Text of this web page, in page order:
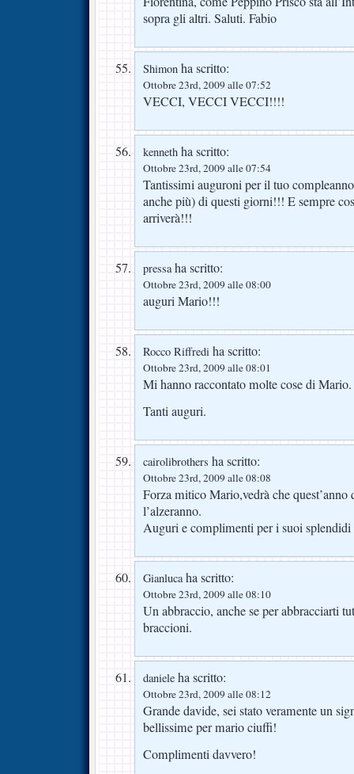
sopra gli altri. Saluti. Fabio
Shimon ha scritto:
Ottobre 23rd, 2009 alle 07:52
VECCI, VECCI VECCI!!!!
kenneth ha scritto:
Ottobre 23rd, 2009 alle 07:54
Tantissimi auguroni per il tuo
anche più) di questi giorni!!! E sempre
arriverà!!!
pressaha scritto:
Ottobre 23rd, 2009 alle 08:00
auguri Mario!!!
Rocco Riffredi ha scritto:
Ottobre 23rd, 2009 alle 08:01
Mi hanno raccontato molte cose di
Tanti auguri.
cairolibrothers ha scritto:
Ottobre 23rd, 2009 alle 08:08
Forza mitico Mario,vedrà che
l’alzeranno.
Auguri e complimenti per i suoi
Gianlucaha scritto:
Ottobre 23rd, 2009 alle 08:10
Un abbraccio, anche se per abbracciarti
braccioni.
daniele ha scritto:
Ottobre 23rd, 2009 alle 08:12
Grande davide, sei stato veramente un
bellissime per mario ciuffi!
Complimenti davvero!